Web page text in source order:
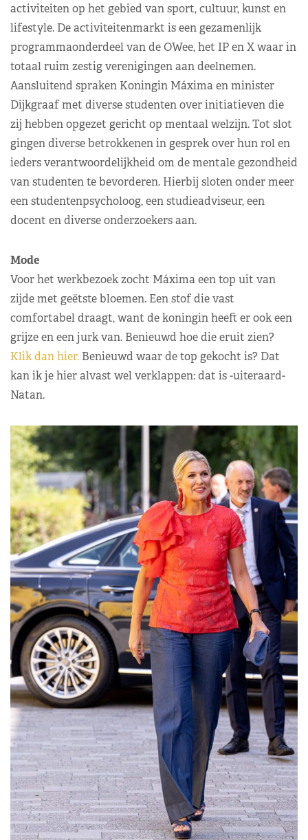
activiteiten op het gebied van sport, cultuur, kunst en
lifestyle. De activiteitenmarkt is een gezamenlijk
programmaonderdeel van de OWee, het IP en X waar in
totaal ruim zestig verenigingen aan deelnemen.
Aansluitend spraken Koningin Máxima en minister
Dijkgraaf met diverse studenten over initiatieven die
zij hebben opgezet gericht op mentaal welzijn. Tot slot
gingen diverse betrokkenen in gesprek over hun rol en
ieders verantwoordelijkheid om de mentale gezondheid
van studenten te bevorderen. Hierbij sloten onder meer
een studentenpsycholoog, een studieadviseur, een
docent en diverse onderzoekers aan.
Mode
Voor het werkbezoek zocht Máxima een top uit van
zijde met geëtste bloemen. Een stof die vast
comfortabel draagt, want de koningin heeft er ook een
grijze en een jurk van. Benieuwd hoe die eruit zien?
Klik dan hier. Benieuwd waar de top gekocht is? Dat
kan ik je hier alvast wel verklappen: dat is -uiteraard-
Natan.